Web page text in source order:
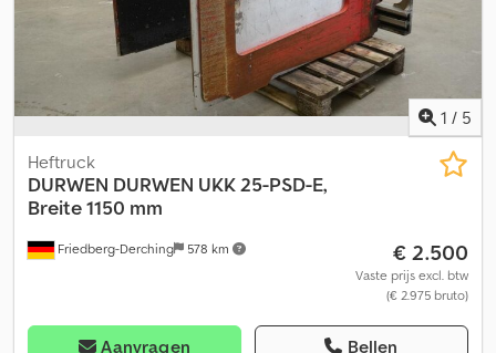
1 / 5
Friedberg-Derching 578 km
Heftruck
DURWEN DURWEN UKK 25-PSD-E,
Breite 1150 mm
€ 2.500
Vaste prijs excl. btw
(€ 2.975 bruto)
Aanvragen Bellen